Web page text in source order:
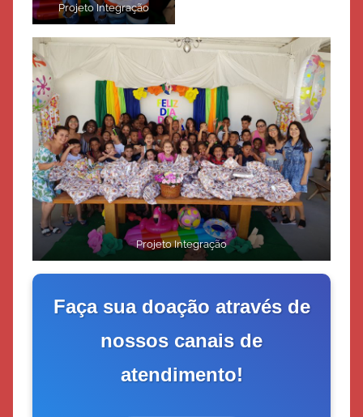
Projeto Integração
Projeto Integração
Faça sua doação através de
nossos canais de
atendimento!